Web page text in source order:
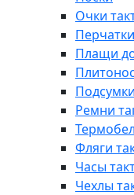
Очки
Плащи
Ремни
Фляги
Часы
Чехлы